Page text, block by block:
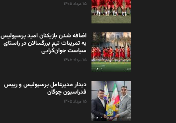
۱۵ مرداد ۱۴۰۵
اضافه شدن بازیکنان امید پرسپولیس
به تمرینات تیم بزرگسالان در راستای
سیاست جوان‌گرایی
۱۵ مرداد ۱۴۰۵
دیدار مدیرعامل پرسپولیس و رییس
فدراسیون چوگان
۱۵ مرداد ۱۴۰۵